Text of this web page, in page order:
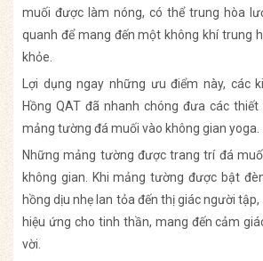
muối được làm nóng, có thể trung hòa
quanh để mang đến một không khí trung
khỏe.
Lợi dụng ngay những ưu điểm này, các
Hồng QAT đã nhanh chóng đưa các
mảng tường đá muối vào không gian yoga.
Những mảng tường được trang trí đá
không gian. Khi mảng tường được bật
hồng dịu nhẹ lan tỏa đến thị giác người
hiệu ứng cho tinh thần, mang đến cảm
vời.